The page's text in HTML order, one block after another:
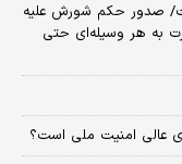
صدور حکم شورش علیه
به هر وسیله‌ای حتی
‌عالی امنیت ملی است؟